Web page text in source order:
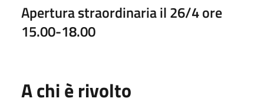
Apertura straordinaria il 26/4 ore
15.00-18.00
A chi è rivolto